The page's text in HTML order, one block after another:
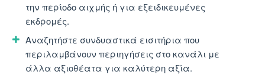
την περίοδο αιχμής ή για εξειδικευμένες
εκδρομές.
Αναζητήστε συνδυαστικά εισιτήρια που
περιλαμβάνουν περιηγήσεις στο κανάλι με
άλλα αξιοθέατα για καλύτερη αξία.